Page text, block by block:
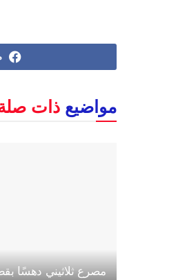
مواضيع ذات
مصرع ثلاثيني دهسًا